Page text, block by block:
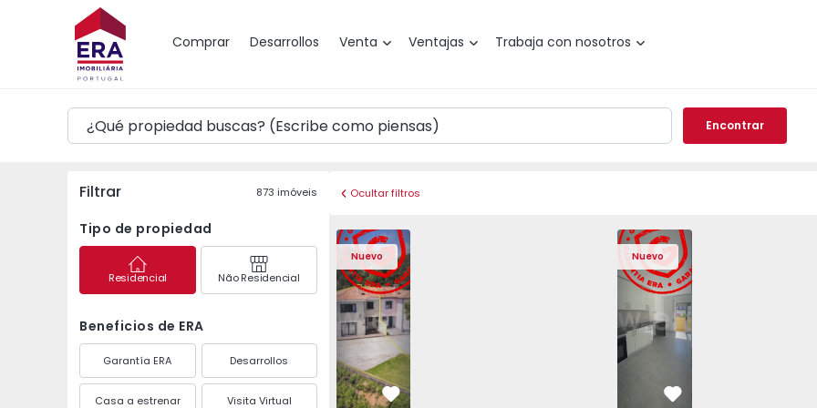
Comprar Desarrollos Venta Ventajas Trabaja con nosotros
Mapa
Encontrar
Filtrar 873 imóveis
Tipo de propiedad
Residencial Não Residencial
Beneficios de ERA
Garantía ERA Desarrollos
Casa a estrenar Visita Virtual
Ocultar filtros
Nuevo
Vivienda Pareada T3 Angra do Heroísmo, São Mateus da Calheta - 1575310 - 40
Vivienda Pareada T3 Angra do Heroísmo, São Mateus da Calheta -
Vivienda Pareada T3 Angra do Heroísmo, São Mateus da
Vivienda Pareada T3 Angra do Heroísmo, São
Vivienda Pareada T3 Angra do
Vivienda Pareada T3
Vivienda
Favorito
Nuevo
Apartamento T2 Seixal, Amora - 1575805
Apartamento T2 Seixal,
Apartamento T2
Favorito